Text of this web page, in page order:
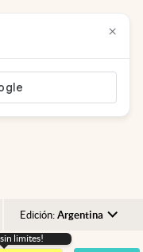
Edición: Argentina
Argentina
sin limites!
×